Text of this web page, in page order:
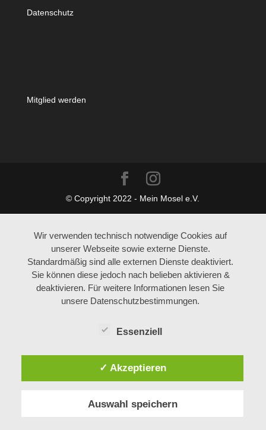
Datenschutz
Mitglied werden
© Copyright 2022 - Mein Mosel e.V.
Wir verwenden technisch notwendige Cookies auf
unserer Webseite sowie externe Dienste.
Standardmäßig sind alle externen Dienste deaktiviert.
Sie können diese jedoch nach belieben aktivieren &
deaktivieren. Für weitere Informationen lesen Sie
unsere Datenschutzbestimmungen.
Essenziell
✓ Akzeptieren
Auswahl speichern